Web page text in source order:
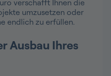
verschafft Ihnen die
umzusetzen oder
endlich zu erfüllen.
Ausbau Ihres